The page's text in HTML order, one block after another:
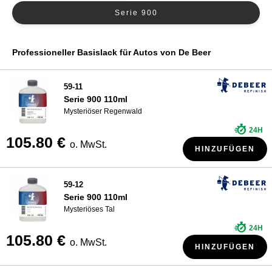
WER SIND WIR?
Basislack R-M
Basislack Sikkens
Serie 900
Professioneller Basislack für Autos von De Beer
59-11
Serie 900 110ml
Mysteriöser Regenwald
105.80 € o. MwSt.
24H
HINZUFÜGEN
59-12
Serie 900 110ml
Mysteriöses Tal
105.80 € o. MwSt.
24H
HINZUFÜGEN